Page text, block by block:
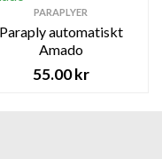
PARAPLYER
Paraply automatiskt
Amado
55.00kr